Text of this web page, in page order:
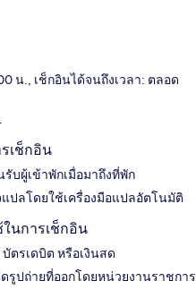
น., เช็กอินได้จนถึงเวลา: ตลอด
เช็กอิน
บผู้เข้าพักเมื่อมาถึงที่พัก
ปลโดยใช้เครื่องมือแปลอัตโนมัติ
นการเช็กอิน
ตรเดบิต หรือเงินสด
รูปถ่ายที่ออกโดยหน่วยงานราชการ